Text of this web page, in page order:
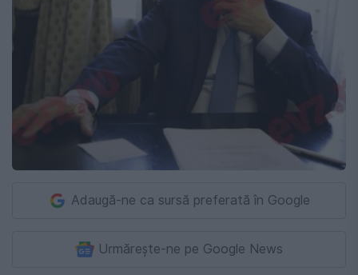
Adaugă-ne ca sursă preferată în Google
Urmărește-ne pe Google News